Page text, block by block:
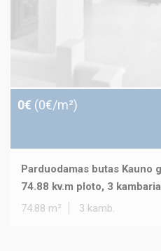
0€ (0€/m²)
Parduodamas butas Kauno
74.88 kv.m ploto, 3
74.88 m²
3 kamb.